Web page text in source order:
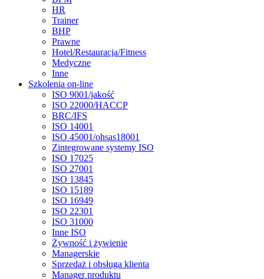
HR
Trainer
BHP
Prawne
Hotel/Restauracja/Fitness
Medyczne
Inne
Szkolenia on-line
ISO 9001/jakość
ISO 22000/HACCP
BRC/IFS
ISO 14001
ISO 45001/ohsas18001
Zintegrowane systemy ISO
ISO 17025
ISO 27001
ISO 13845
ISO 15189
ISO 16949
ISO 22301
ISO 31000
Inne ISO
Żywność i żywienie
Managerskie
Sprzedaż i obsługa klienta
Manager produktu